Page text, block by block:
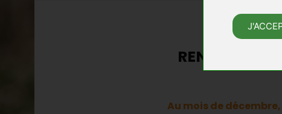
RENCONTRE
Au mois de